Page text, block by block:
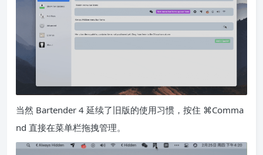
当然 Bartender 4 延续了旧版的使用习惯，按住 ⌘Comma
nd 直接在菜单栏拖拽管理。